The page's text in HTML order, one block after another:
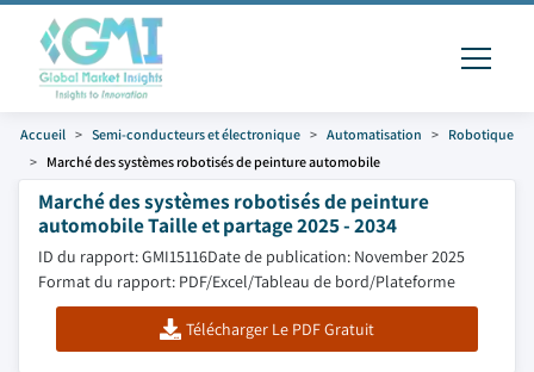
Accueil Semi-conducteurs et électronique Automatisation
Robotique
Marché des systèmes robotisés de peinture automobile
Marché des systèmes robotisés de peinture
automobile Taille et partage 2025 - 2034
ID du rapport: GMI15116Date de publication: November 2025
Format du rapport: PDF/Excel/Tableau de bord/Plateforme
Télécharger Le PDF Gratuit